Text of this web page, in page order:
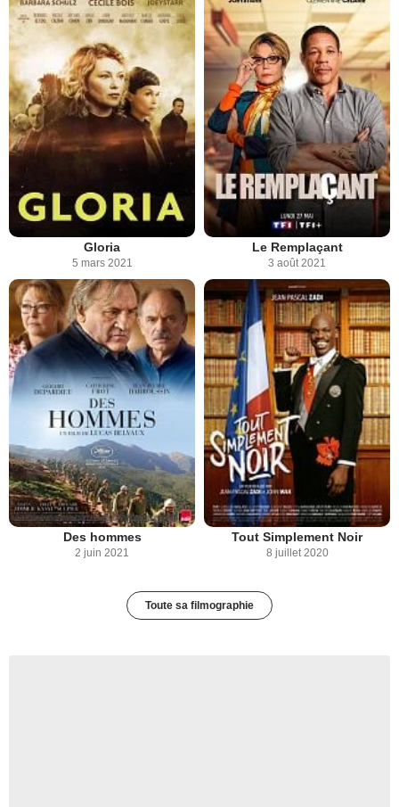
Gloria
5 mars 2021
Le Remplaçant
3 août 2021
Des hommes
2 juin 2021
Tout Simplement Noir
8 juillet 2020
Toute sa filmographie